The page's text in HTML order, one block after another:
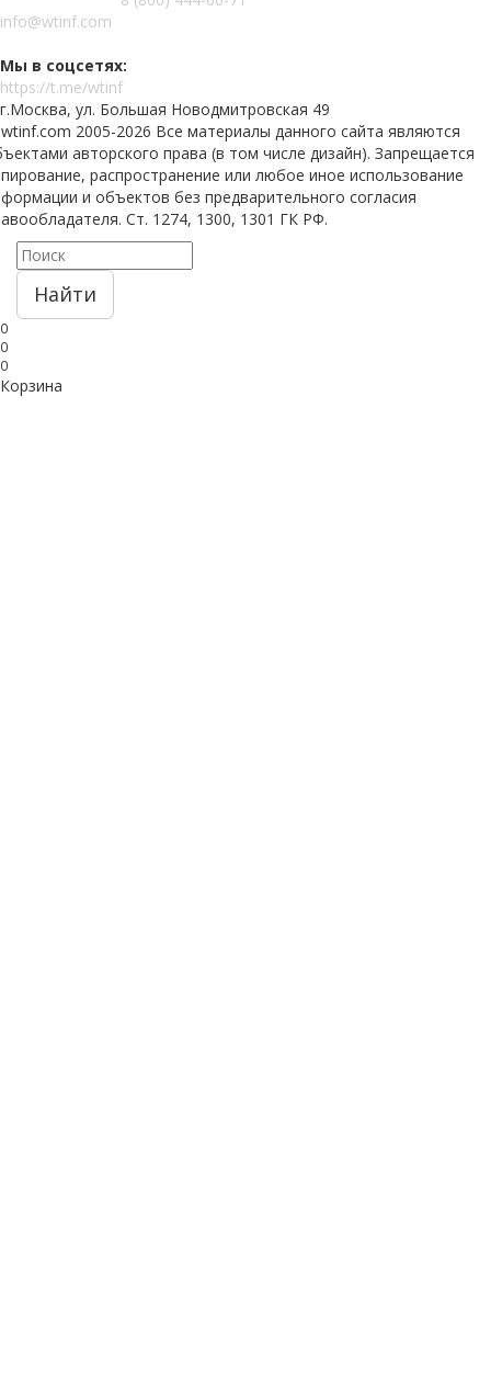
info@wtinf.com
Мы в соцсетях:
https://t.me/wtinf
г.Москва, ул. Большая Новодмитровская 49
2005-2026 Все материалы данного сайта являются
авторского права (в том числе дизайн). Запрещается
распространение или любое иное использование
и объектов без предварительного согласия
Ст. 1274, 1300, 1301 ГК РФ.
Найти
0
0
0
Корзина